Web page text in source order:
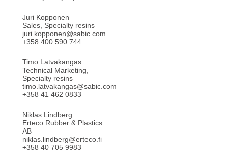
Juri Kopponen
Sales, Specialty resins
juri.kopponen@sabic.com
+358 400 590 744
Timo Latvakangas
Technical Marketing,
Specialty resins
timo.latvakangas@sabic.com
+358 41 462 0833
Niklas Lindberg
Erteco Rubber & Plastics
AB
niklas.lindberg@erteco.fi
+358 40 705 9983